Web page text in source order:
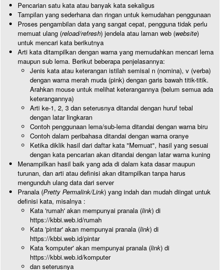
Pencarian satu kata atau banyak kata sekaligus
Tampilan yang sederhana dan ringan untuk kemudahan penggunaan
Proses pengambilan data yang sangat cepat, pengguna tidak perlu
memuat ulang (reload/refresh) jendela atau laman web (website)
untuk mencari kata berikutnya
Arti kata ditampilkan dengan warna yang memudahkan mencari lema
maupun sub lema. Berikut beberapa penjelasannya:
Jenis kata atau keterangan istilah semisal n (nomina), v (verba)
dengan warna merah muda (pink) dengan garis bawah titik-titik.
Arahkan mouse untuk melihat keterangannya (belum semua ada
keterangannya)
Arti ke-1, 2, 3 dan seterusnya ditandai dengan huruf tebal
dengan latar lingkaran
Contoh penggunaan lema/sub-lema ditandai dengan warna biru
Contoh dalam peribahasa ditandai dengan warna oranye
Ketika diklik hasil dari daftar kata "Memuat", hasil yang sesuai
dengan kata pencarian akan ditandai dengan latar warna kuning
Menampilkan hasil baik yang ada di dalam kata dasar maupun
turunan, dan arti atau definisi akan ditampilkan tanpa harus
mengunduh ulang data dari server
Pranala (Pretty Permalink/Link) yang indah dan mudah diingat untuk
definisi kata, misalnya :
Kata 'rumah' akan mempunyai pranala (link) di
https://kbbi.web.id/rumah
Kata 'pintar' akan mempunyai pranala (link) di
https://kbbi.web.id/pintar
Kata 'komputer' akan mempunyai pranala (link) di
https://kbbi.web.id/komputer
dan seterusnya